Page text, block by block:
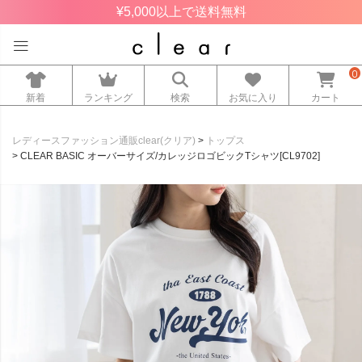
¥5,000以上で送料無料
新着 ランキング 検索 お気に入り カート
0
レディースファッション通販clear(クリア)
トップス
CLEAR BASIC オーバーサイズ/カレッジロゴビックTシャツ[CL9702]